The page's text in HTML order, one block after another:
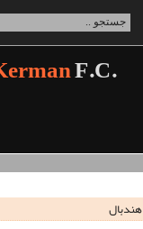
F.C.